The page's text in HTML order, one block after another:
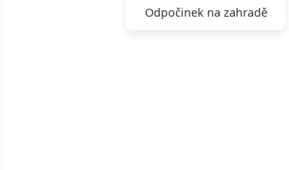
Odpočinek na zahradě